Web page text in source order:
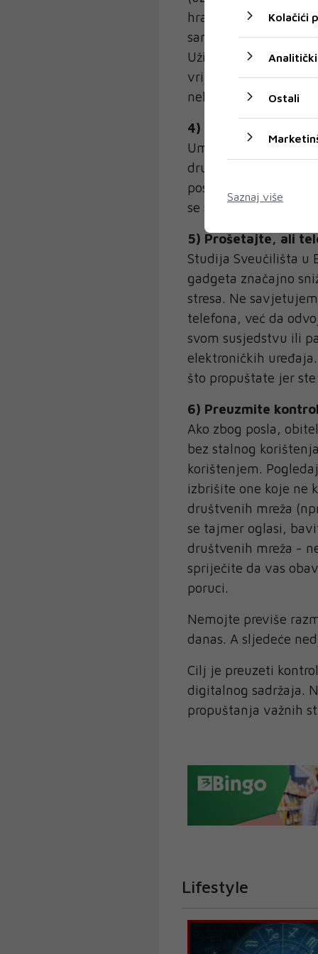
hrani. Stoga, kad je
sami, usredotočite
Uživajte u mirisima i
vrijeme da saznate
neki zanimljiv izlet.
4) Odaberite
Umjesto da sjednete
društvenim
posljednji put
se s obitelji? Ili
5) Prošetajte, ali
Studija Sveučilišta u
gadgeta značajno
stresa. Ne
telefona, već da
svom susjedstvu ili
elektroničkih
što propuštate jer
6) Preuzmite
Ako zbog posla,
bez stalnog
korištenjem.
izbrišite one koje ne
društvenih mreža
se tajmer oglasi,
društvenih mreža -
spriječite da vas
poruci.
Nemojte previše
danas. A sljedeće
Cilj je preuzeti
digitalnog sadržaja.
propuštanja važnih
Lifestyle
Kolačići
Analitički
Ostali
Saznaj više